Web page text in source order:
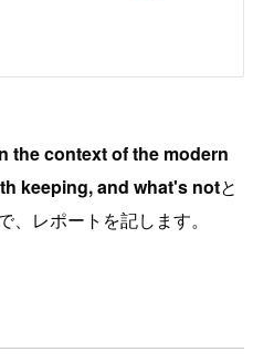
the context of the modern
keeping, and what's notと
レポートを記します。